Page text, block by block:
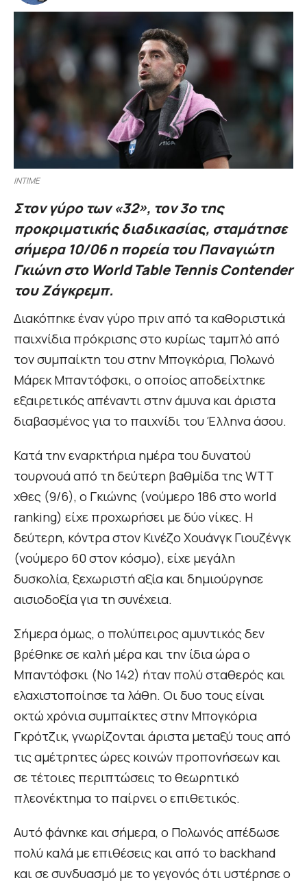
INTIME
Στον γύρο των «32», τον 3ο της
προκριματικής διαδικασίας, σταμάτησε
σήμερα 10/06 η πορεία του Παναγιώτη
Γκιώνη στο World Table Tennis Contender
του Ζάγκρεμπ.
Διακόπηκε έναν γύρο πριν από τα καθοριστικά
παιχνίδια πρόκρισης στο κυρίως ταμπλό από
τον συμπαίκτη του στην Μπογκόρια, Πολωνό
Μάρεκ Μπαντόφσκι, ο οποίος αποδείχτηκε
εξαιρετικός απέναντι στην άμυνα και άριστα
διαβασμένος για το παιχνίδι του Έλληνα άσου.
Κατά την εναρκτήρια ημέρα του δυνατού
τουρνουά από τη δεύτερη βαθμίδα της WTT
χθες (9/6), ο Γκιώνης (νούμερο 186 στο world
ranking) είχε προχωρήσει με δύο νίκες. Η
δεύτερη, κόντρα στον Κινέζο Χουάνγκ Γιουζένγκ
(νούμερο 60 στον κόσμο), είχε μεγάλη
δυσκολία, ξεχωριστή αξία και δημιούργησε
αισιοδοξία για τη συνέχεια.
Σήμερα όμως, ο πολύπειρος αμυντικός δεν
βρέθηκε σε καλή μέρα και την ίδια ώρα ο
Μπαντόφσκι (Νο 142) ήταν πολύ σταθερός και
ελαχιστοποίησε τα λάθη. Οι δυο τους είναι
οκτώ χρόνια συμπαίκτες στην Μπογκόρια
Γκρότζικ, γνωρίζονται άριστα μεταξύ τους από
τις αμέτρητες ώρες κοινών προπονήσεων και
σε τέτοιες περιπτώσεις το θεωρητικό
πλεονέκτημα το παίρνει ο επιθετικός.
Αυτό φάνηκε και σήμερα, ο Πολωνός απέδωσε
πολύ καλά με επιθέσεις και από το backhand
και σε συνδυασμό με το γεγονός ότι υστέρησε ο